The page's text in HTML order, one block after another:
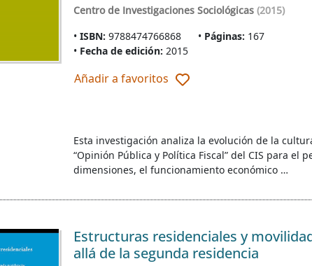
Centro de Investigaciones Sociológicas (2015)
ISBN: 9788474766868 Páginas: 167
Fecha de edición: 2015
Añadir a favoritos
Esta investigación analiza la evolución de la
“Opinión Pública y Política Fiscal” del CIS para el
dimensiones, el funcionamiento económico …
Estructuras residenciales y
allá de la segunda residencia